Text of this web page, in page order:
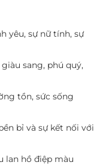
yêu, sự nữ tính, sự
sang, phú quý,
tồn, sức sống
bỉ và sự kết nối với
lan hồ điệp màu